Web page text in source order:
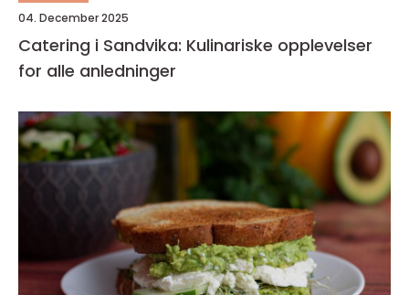
04. December 2025
Catering i Sandvika: Kulinariske opplevelser
for alle anledninger